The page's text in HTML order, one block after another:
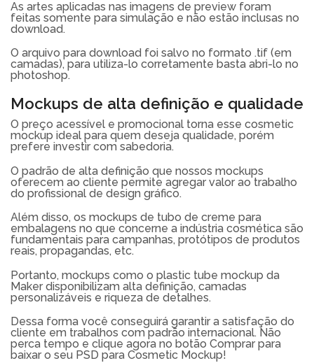
As artes aplicadas nas imagens de preview foram
feitas somente para simulação e não estão inclusas no
download.
O arquivo para download foi salvo no formato .tif (em
camadas), para utiliza-lo corretamente basta abri-lo no
photoshop.
Mockups de alta definição e qualidade
O preço acessível e promocional torna esse cosmetic
mockup ideal para quem deseja qualidade, porém
prefere investir com sabedoria.
O padrão de alta definição que nossos mockups
oferecem ao cliente permite agregar valor ao trabalho
do profissional de design gráfico.
Além disso, os mockups de tubo de creme para
embalagens no que concerne a indústria cosmética são
fundamentais para campanhas, protótipos de produtos
reais, propagandas, etc.
Portanto, mockups como o plastic tube mockup da
Maker disponibilizam alta definição, camadas
personalizáveis e riqueza de detalhes.
Dessa forma você conseguirá garantir a satisfação do
cliente em trabalhos com padrão internacional. Não
perca tempo e clique agora no botão Comprar para
baixar o seu PSD para Cosmetic Mockup!